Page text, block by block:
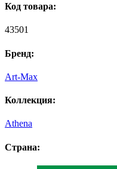
Код товара:
43501
Бренд:
Art-Max
Коллекция:
Athena
Страна: